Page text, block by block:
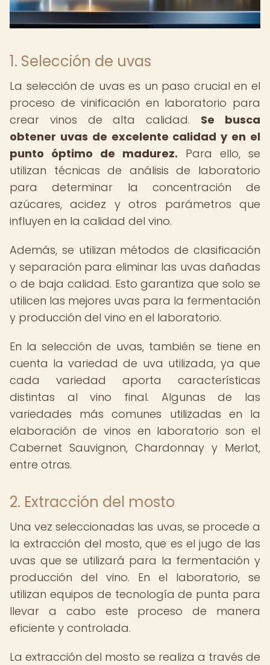
1. Selección de uvas
La selección de uvas es un paso crucial en el
proceso de vinificación en laboratorio para
crear vinos de alta calidad. Se busca
obtener uvas de excelente calidad y en el
punto óptimo de madurez. Para ello, se
utilizan técnicas de análisis de laboratorio
para determinar la concentración de
azúcares, acidez y otros parámetros que
influyen en la calidad del vino.
Además, se utilizan métodos de clasificación
y separación para eliminar las uvas dañadas
o de baja calidad. Esto garantiza que solo se
utilicen las mejores uvas para la fermentación
y producción del vino en el laboratorio.
En la selección de uvas, también se tiene en
cuenta la variedad de uva utilizada, ya que
cada variedad aporta características
distintas al vino final. Algunas de las
variedades más comunes utilizadas en la
elaboración de vinos en laboratorio son el
Cabernet Sauvignon, Chardonnay y Merlot,
entre otras.
2. Extracción del mosto
Una vez seleccionadas las uvas, se procede a
la extracción del mosto, que es el jugo de las
uvas que se utilizará para la fermentación y
producción del vino. En el laboratorio, se
utilizan equipos de tecnología de punta para
llevar a cabo este proceso de manera
eficiente y controlada.
La extracción del mosto se realiza a través de